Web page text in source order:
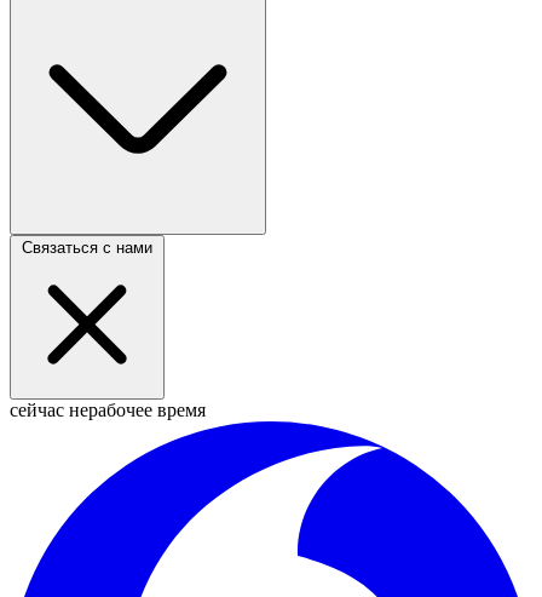
Связаться с нами
сейчас нерабочее время